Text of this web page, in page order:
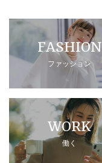
FASHION
ファッション
WORK
働く